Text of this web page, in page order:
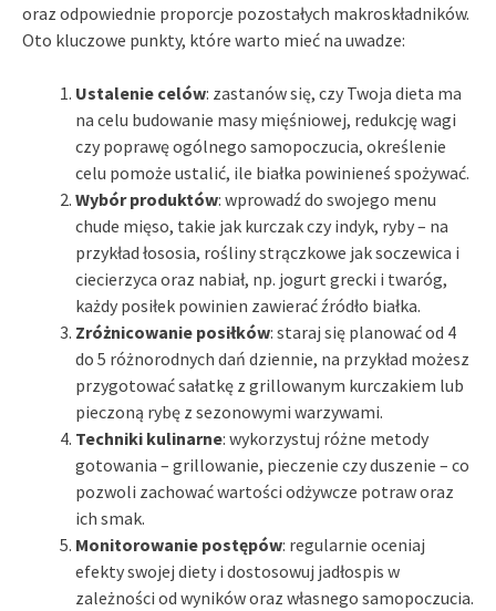
oraz odpowiednie proporcje pozostałych makroskładników.
Oto kluczowe punkty, które warto mieć na uwadze:
Ustalenie celów: zastanów się, czy Twoja dieta ma
na celu budowanie masy mięśniowej, redukcję wagi
czy poprawę ogólnego samopoczucia, określenie
celu pomoże ustalić, ile białka powinieneś spożywać.
Wybór produktów: wprowadź do swojego menu
chude mięso, takie jak kurczak czy indyk, ryby – na
przykład łososia, rośliny strączkowe jak soczewica i
ciecierzyca oraz nabiał, np. jogurt grecki i twaróg,
każdy posiłek powinien zawierać źródło białka.
Zróżnicowanie posiłków: staraj się planować od 4
do 5 różnorodnych dań dziennie, na przykład możesz
przygotować sałatkę z grillowanym kurczakiem lub
pieczoną rybę z sezonowymi warzywami.
Techniki kulinarne: wykorzystuj różne metody
gotowania – grillowanie, pieczenie czy duszenie – co
pozwoli zachować wartości odżywcze potraw oraz
ich smak.
Monitorowanie postępów: regularnie oceniaj
efekty swojej diety i dostosowuj jadłospis w
zależności od wyników oraz własnego samopoczucia.